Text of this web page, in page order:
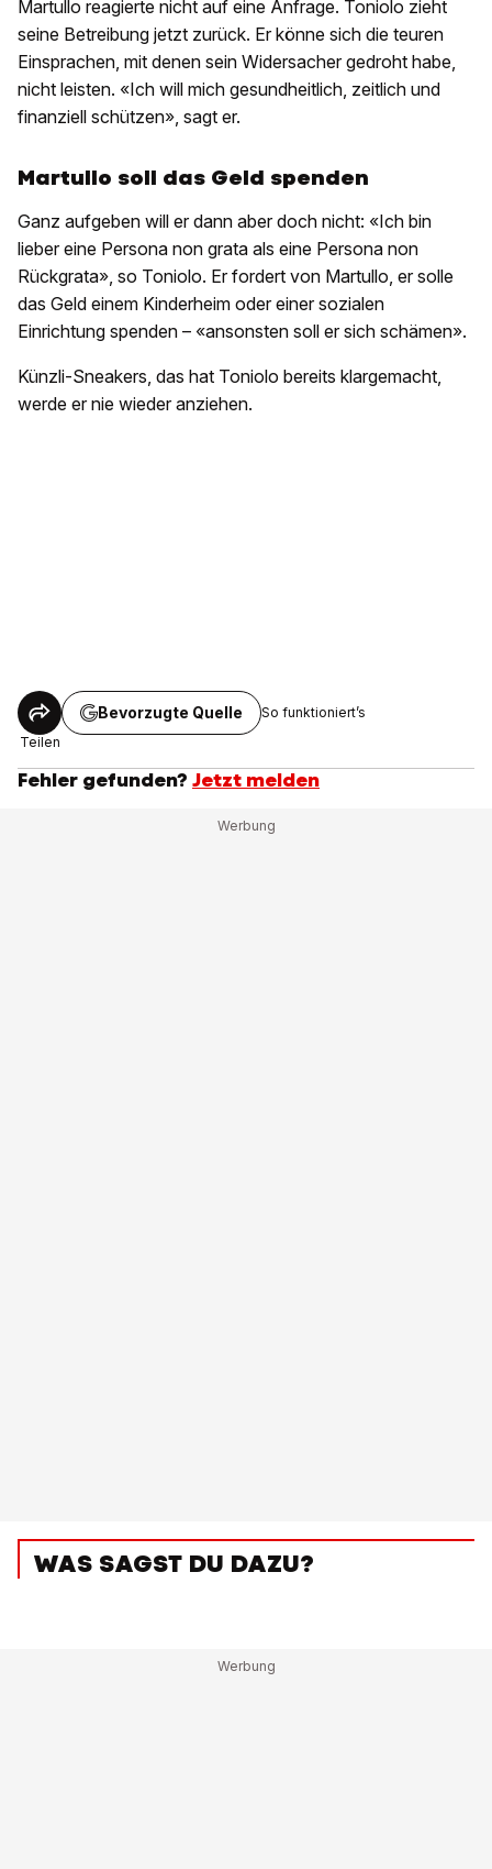
Martullo reagierte nicht auf eine Anfrage. Toniolo zieht
seine Betreibung jetzt zurück. Er könne sich die teuren
Einsprachen, mit denen sein Widersacher gedroht habe,
nicht leisten. «Ich will mich gesundheitlich, zeitlich und
finanziell schützen», sagt er.
Martullo soll das Geld spenden
Ganz aufgeben will er dann aber doch nicht: «Ich bin
lieber eine Persona non grata als eine Persona non
Rückgrata», so Toniolo. Er fordert von Martullo, er solle
das Geld einem Kinderheim oder einer sozialen
Einrichtung spenden – «ansonsten soll er sich schämen».
Künzli-Sneakers, das hat Toniolo bereits klargemacht,
werde er nie wieder anziehen.
Teilen
Bevorzugte Quelle So funktioniert’s
Fehler gefunden? Jetzt melden
WAS SAGST DU DAZU?